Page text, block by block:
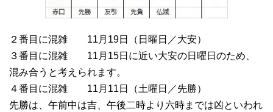
２番目に混雑 11月19日（日曜日／大安）
３番目に混雑 11月15日に近い大安の日曜日のため、
混み合うと考えられます。
４番目に混雑 11月11日（土曜日／先勝）
先勝は、午前中は吉、午後二時より六時までは凶といわれ